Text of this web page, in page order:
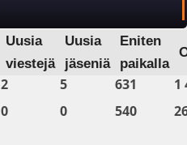
Uusia
viestejä
Uusia
jäseniä
Eniten
paikalla
2 5 631
1
0 0 540